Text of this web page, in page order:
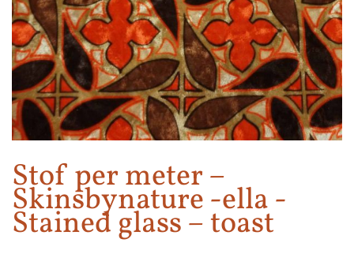
Stof per meter –
Skinsbynature -ella -
Stained glass – toast